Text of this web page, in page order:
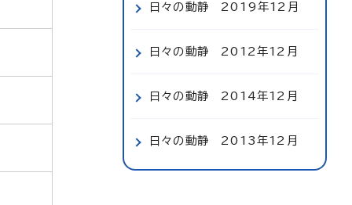
日々の動静 2019年12月
日々の動静 2012年12月
日々の動静 2014年12月
日々の動静 2013年12月